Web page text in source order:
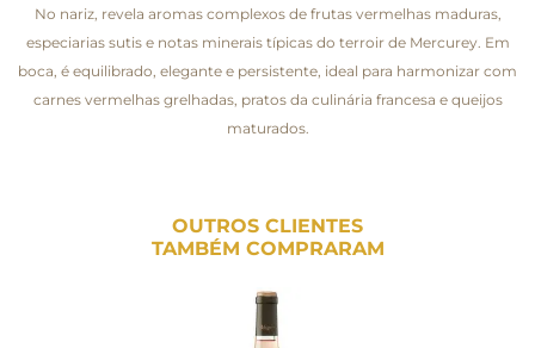
No nariz, revela aromas complexos de frutas vermelhas maduras,
especiarias sutis e notas minerais típicas do terroir de Mercurey. Em
boca, é equilibrado, elegante e persistente, ideal para harmonizar com
carnes vermelhas grelhadas, pratos da culinária francesa e queijos
maturados.
OUTROS CLIENTES
TAMBÉM COMPRARAM